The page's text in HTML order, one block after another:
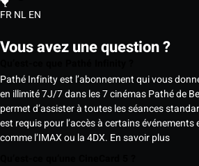
FRNLEN
Vous avez une question ?
Pathé Infinity est l’abonnement qui vous
en illimité 7J/7 dans les 7 cinémas Pathé de
permet d’assister à toutes les séances
est requis pour l’accès à certains
comme l’IMAX ou la 4DX. En savoir plus